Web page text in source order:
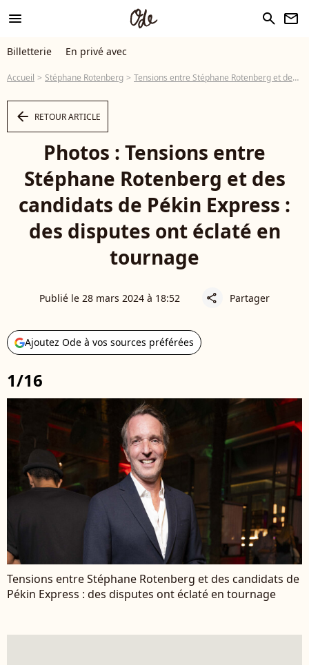
menu search newsletter
Billetterie En privé avec
Accueil Stéphane Rotenberg Tensions entre Stéphane Rotenberg et des candidats de Pékin Express : des disputes ont éclaté en tournage
arrow_left RETOUR ARTICLE
Photos : Tensions entre
Stéphane Rotenberg et des
candidats de Pékin Express :
des disputes ont éclaté en
tournage
Publié le 28 mars 2024 à 18:52 share Partager
Ajoutez Ode à vos sources préférées
1/16
Tensions entre Stéphane Rotenberg et des candidats de
Pékin Express : des disputes ont éclaté en tournage